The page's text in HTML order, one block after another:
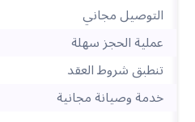
التوصيل مجاني
عملية الحجز سهلة
تنطبق شروط العقد
خدمة وصيانة مجانية